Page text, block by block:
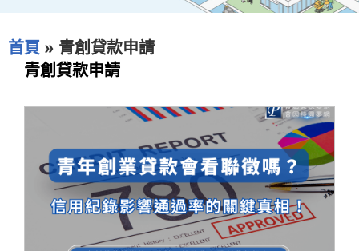
首頁 » 青創貸款申請
青創貸款申請